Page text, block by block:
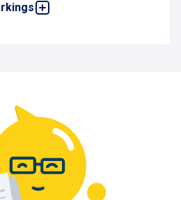
13, 2060 Anvers, Belgique